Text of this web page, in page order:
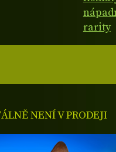
rarity
NENÍ V PRODEJI